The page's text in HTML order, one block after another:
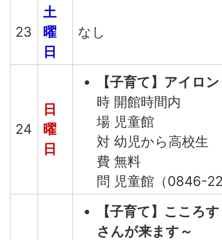
23
土
曜
日
なし
24
日
曜
日
【子育て】アイロ
時 開館時間内
場 児童館
対 幼児から高校生
費 無料
問 児童館（0846-
【子育て】こころ
さんが来ます～